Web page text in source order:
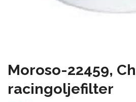
Moroso-22459,
racingoljefilter